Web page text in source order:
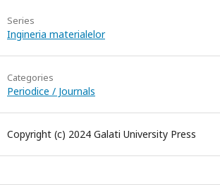
Series
Ingineria materialelor
Categories
Periodice / Journals
Copyright (c) 2024 Galati University Press